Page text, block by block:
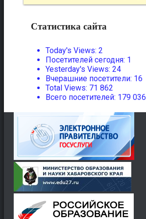
Статистика сайта
Today's Views: 2
Посетителей сегодня: 1
Yesterday's Views: 24
Вчерашние посетители: 16
Total Views: 71 862
Всего посетителей: 179 036